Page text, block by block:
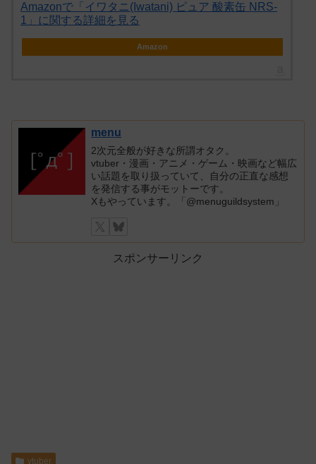
Amazonで「イワタニ(Iwatani) ピュア 酸素缶 NRS-
1」に関する詳細を見る
Amazon
menu
2次元全般が好きな所謂オタク。
vtuber・漫画・アニメ・ゲーム・映画など幅広
い話題を取り扱っていて、自分の正直な感想
を発信する事がモットーです。
Xもやっています。「@menuguildsystem」
スポンサーリンク
vtuber